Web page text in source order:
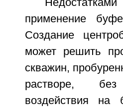
применение
Создание
может решить
скважин,
растворе, без
воздействия на